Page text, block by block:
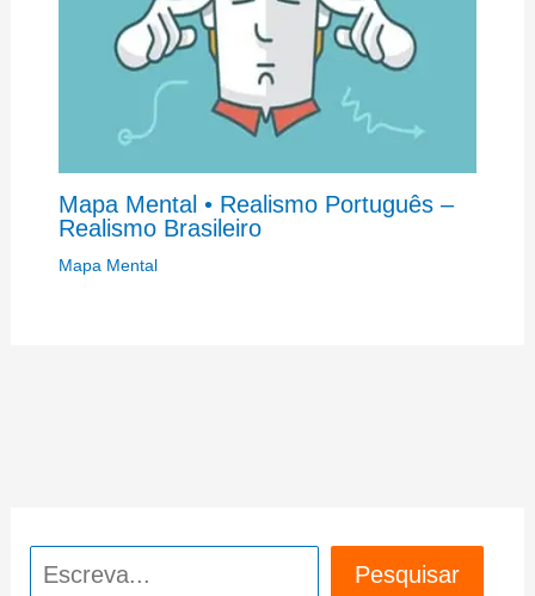
Mapa Mental • Realismo Português –
Realismo Brasileiro
Mapa Mental
Pesquisar Pesquisar